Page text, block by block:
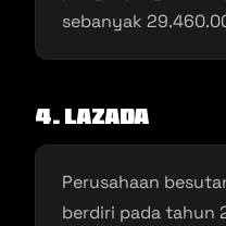
sebanyak
4. Lazada
Perusahaan
berdiri pada tahun